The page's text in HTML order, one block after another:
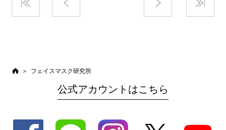
フェイスマスク研究所
公式アカウントはこちら